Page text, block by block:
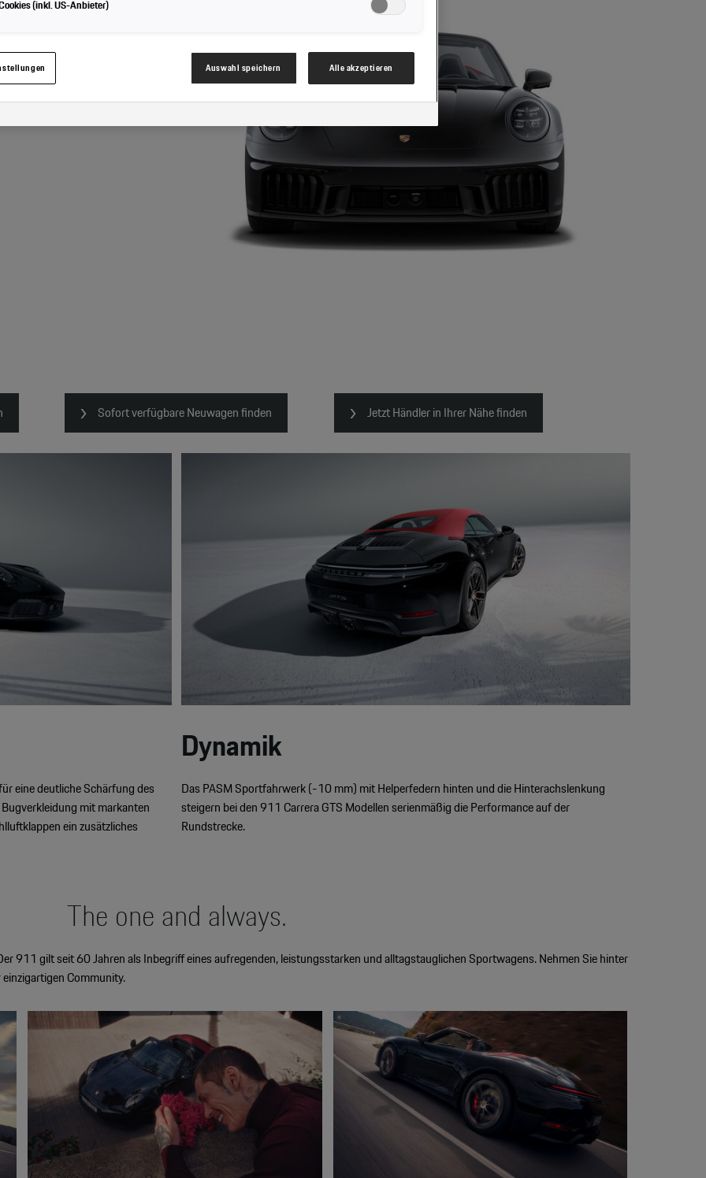
Sofort verfügbare Neuwagen finden Jetzt Händler in Ihrer Nähe finden
eine deutliche Schärfung des
mit markanten
ein zusätzliches
Dynamik
Das PASM Sportfahrwerk (-10 mm) mit Helperfedern hinten und die Hinterachslenkung
steigern bei den 911 Carrera GTS Modellen serienmäßig die Performance auf der
Rundstrecke.
The one and always.
911 gilt seit 60 Jahren als Inbegriff eines aufregenden, leistungsstarken und alltagstauglichen Sportwagens. Nehmen Sie hinter
Community.
für Marketingzwecke:
Sofern Sie über einen von uns personalisierten Link auf unsere Website
(inkl. US-Anbieter)
Auswahl speichern Alle akzeptieren